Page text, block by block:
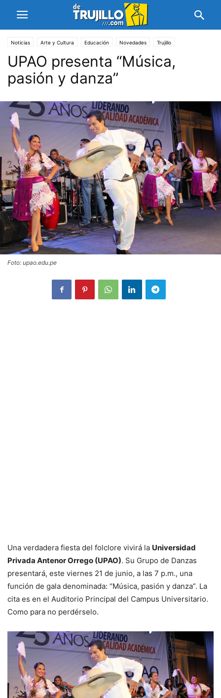
Noticias Arte y Cultura Educación Novedades Trujillo
UPAO presenta “Música,
pasión y danza”
Foto: upao.edu.pe
Una verdadera fiesta del folclore vivirá la Universidad
Privada Antenor Orrego (UPAO). Su Grupo de Danzas
presentará, este viernes 21 de junio, a las 7 p.m., una
función de gala denominada: “Música, pasión y danza”. La
cita es en el Auditorio Principal del Campus Universitario.
Como para no perdérselo.